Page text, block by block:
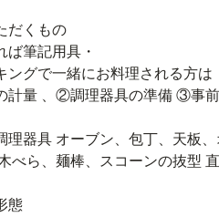
だくもの
ば筆記用具・
ングで一緒にお料理される方は
量 、②調理器具の準備 ③事前
器具 オーブン、包丁、天板
べら、麺棒、スコーンの抜型
態